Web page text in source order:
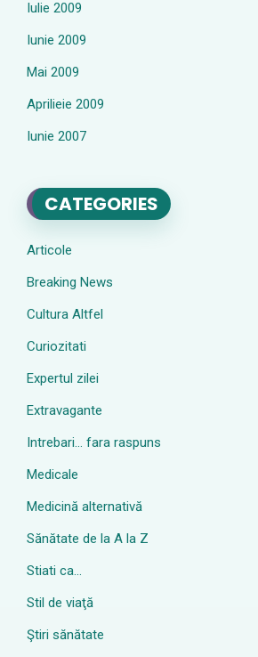
Iulie 2009
Iunie 2009
Mai 2009
Aprilieie 2009
Iunie 2007
CATEGORIES
Articole
Breaking News
Cultura Altfel
Curiozitati
Expertul zilei
Extravagante
Intrebari… fara raspuns
Medicale
Medicină alternativă
Sănătate de la A la Z
Stiati ca…
Stil de viaţă
Ştiri sănătate